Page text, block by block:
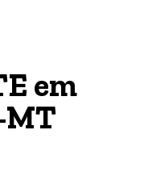
em
MT